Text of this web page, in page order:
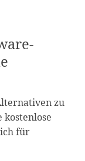
zu
für